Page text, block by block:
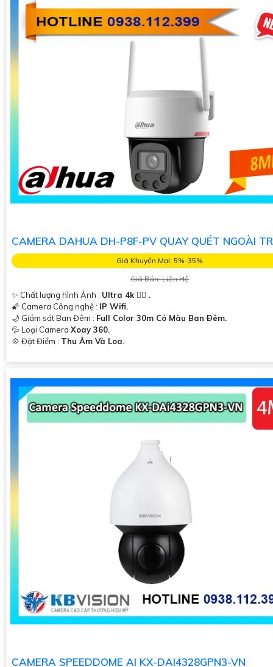
CAMERA DAHUA DH-P8F-PV QUAY QUÉT NGOÀI
Giá Khuyến Mại: 5%-35%
Giá Bán: Liên Hệ
✨ Chất lượng hình Ảnh : Ultra 4k 👍🏾 .
🌠 Camera Công nghệ : IP Wifi.
🌙 Giám sát Ban Đêm : Full Color 30m Có Màu Ban Ðêm.
💦 Loại Camera Xoay 360.
️💠 Đặt Điểm : Thu Âm Và Loa.
CAMERA SPEEDDOME AI KX-DAI4328GPN3-VN